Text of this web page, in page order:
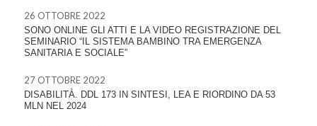
26 OTTOBRE 2022
SONO ONLINE GLI ATTI E LA VIDEO REGISTRAZIONE DEL
SEMINARIO “IL SISTEMA BAMBINO TRA EMERGENZA
SANITARIA E SOCIALE”
27 OTTOBRE 2022
DISABILITÀ. DDL 173 IN SINTESI, LEA E RIORDINO DA 53
MLN NEL 2024